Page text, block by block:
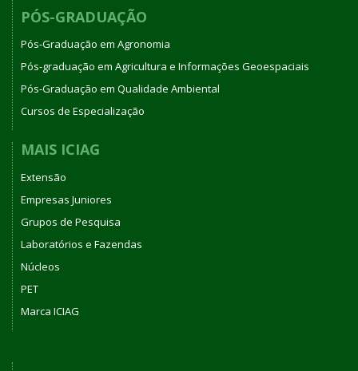
PÓS-GRADUAÇÃO
Pós-Graduação em Agronomia
Pós-graduação em Agricultura e Informações Geoespaciais
Pós-Graduação em Qualidade Ambiental
Cursos de Especialização
MAIS ICIAG
Extensão
Empresas Juniores
Grupos de Pesquisa
Laboratórios e Fazendas
Núcleos
PET
Marca ICIAG